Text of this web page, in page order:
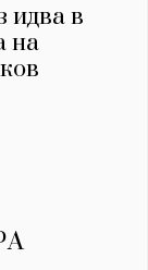
идва в
на